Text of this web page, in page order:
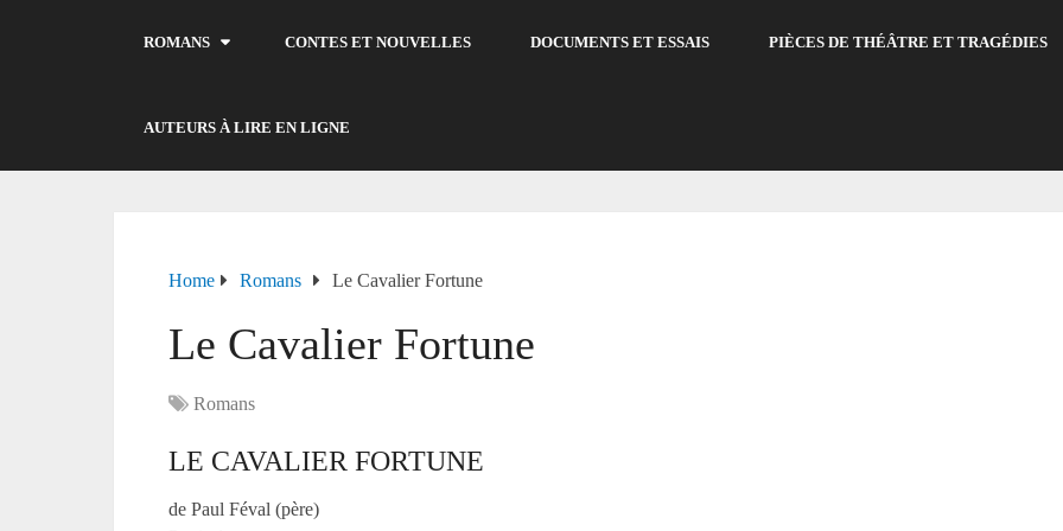
ROMANS CONTES ET NOUVELLES DOCUMENTS ET ESSAIS PIÈCES DE THÉÂTRE ET TRAGÉDIES
AUTEURS À LIRE EN LIGNE
Home Romans Le Cavalier Fortune
Le Cavalier Fortune
Romans
LE CAVALIER FORTUNE
de Paul Féval (père)